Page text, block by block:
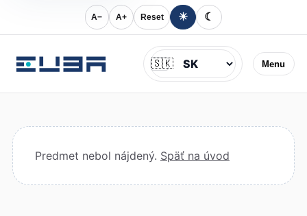
A− A+ Reset ☀ ☾
Menu
Jazyk
🇸🇰
Predmet nebol nájdený. Späť na úvod